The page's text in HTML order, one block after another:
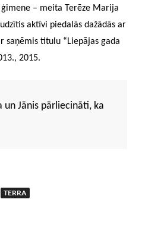
ģimene – meita Terēze Marija
aktīvi piedalās dažādās ar
saņēmis titulu “Liepājas gada
2015.
un Jānis pārliecināti, ka
TERRA